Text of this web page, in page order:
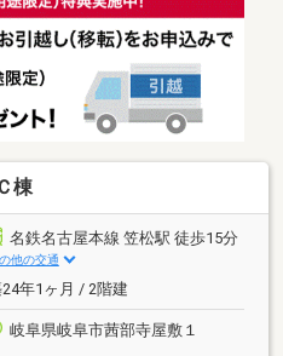
棟
名鉄名古屋本線 笠松駅 徒歩15分
他の交通
年1ヶ月 / 2階建
岐阜県岐阜市茜部寺屋敷１